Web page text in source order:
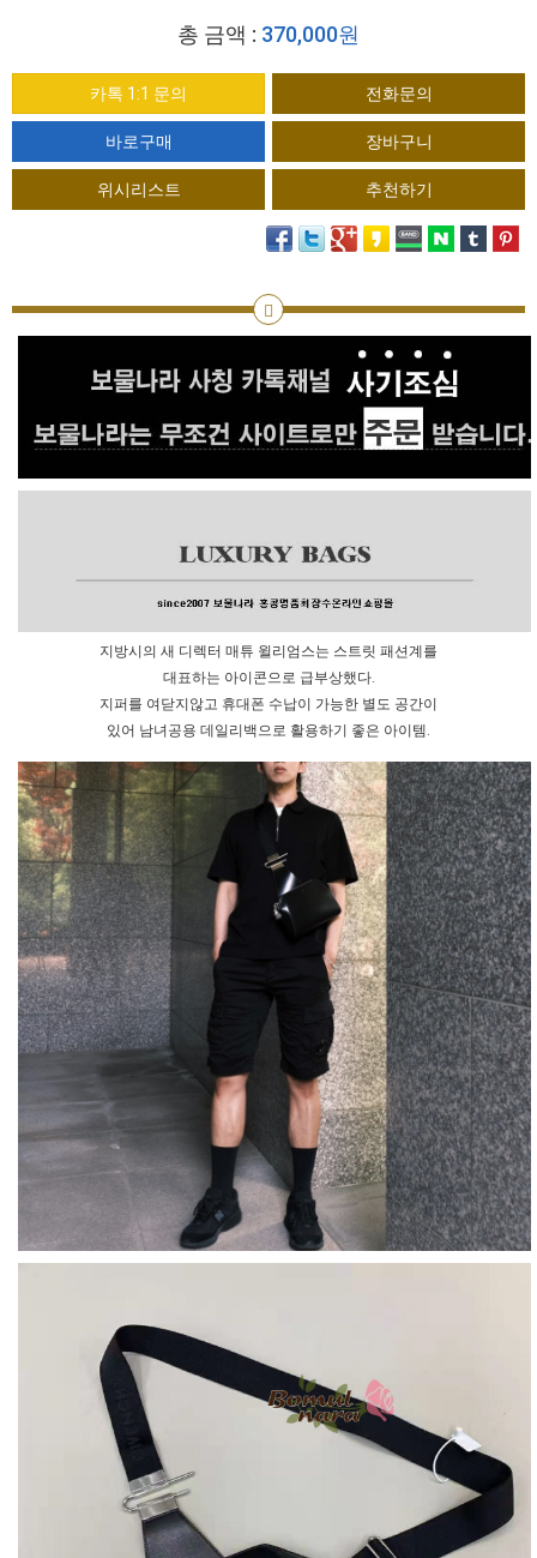
총 금액 : 370,000원
카톡 1:1 문의 전화문의
위시리스트 추천하기
지방시의 새 디렉터 매튜 윌리엄스는 스트릿 패션계를
대표하는 아이콘으로 급부상했다.
지퍼를 여닫지않고 휴대폰 수납이 가능한 별도 공간이
있어 남녀공용 데일리백으로 활용하기 좋은 아이템.